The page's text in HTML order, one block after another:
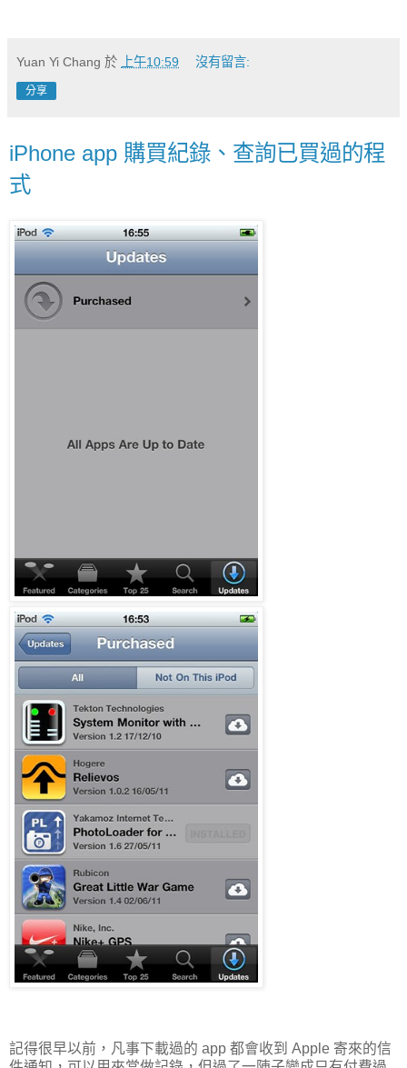
Yuan Yi Chang 於 上午10:59 沒有留言:
分享
iPhone app 購買紀錄、查詢已買過的程
式
記得很早以前，凡事下載過的 app 都會收到 Apple 寄來的信